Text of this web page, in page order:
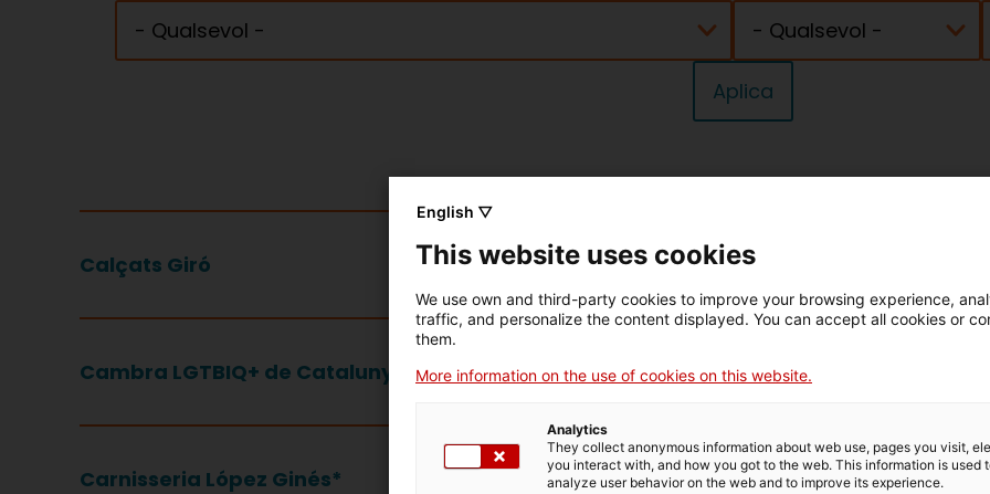
Calçats Giró
Cambra LGTBIQ+ de Catalunya Capítol de la
Carnisseria López Ginés* Casa Marlés 1585
English ▽
This website uses cookies
We use own and third-party cookies to improve your browsing experience,
traffic, and personalize the content displayed. You can accept all cookies or
them.
More information on the use of cookies on this website.
Analytics
They collect anonymous information about web use, pages you visit,
you interact with, and how you got to the web. This information is used
analyze user behavior on the web and to improve its experience.